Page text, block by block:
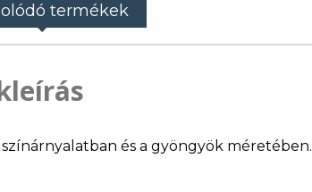
termékek
és a gyöngyök méretében.